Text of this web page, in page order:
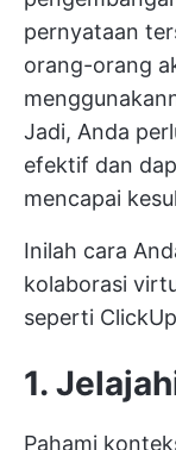
pernyataan
orang-orang
Jadi, Anda
efektif dan
mencapai
Inilah cara
kolaborasi
seperti ClickUp
1.
Pahami